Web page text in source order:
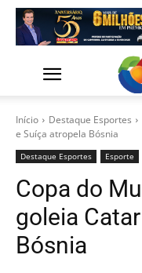
Início Destaque Esportes
e Suíça atropela Bósnia
Destaque Esportes Esporte
Copa do
goleia
Bósnia